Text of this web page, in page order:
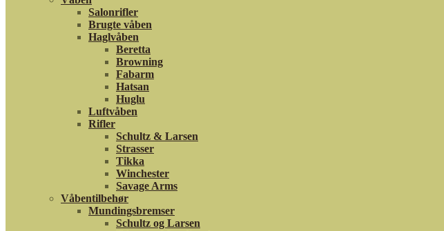
Salonrifler
Brugte våben
Haglvåben
Beretta
Browning
Fabarm
Hatsan
Huglu
Luftvåben
Rifler
Schultz & Larsen
Strasser
Tikka
Winchester
Savage Arms
Våbentilbehør
Mundingsbremser
Schultz og Larsen